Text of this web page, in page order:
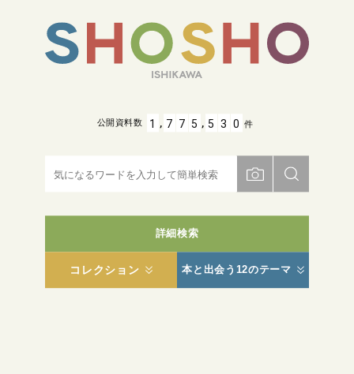
詳細検索
コレクション 本と出会う12のテーマ
公開資料数 1 , 7 7 5 , 5 3 0 件